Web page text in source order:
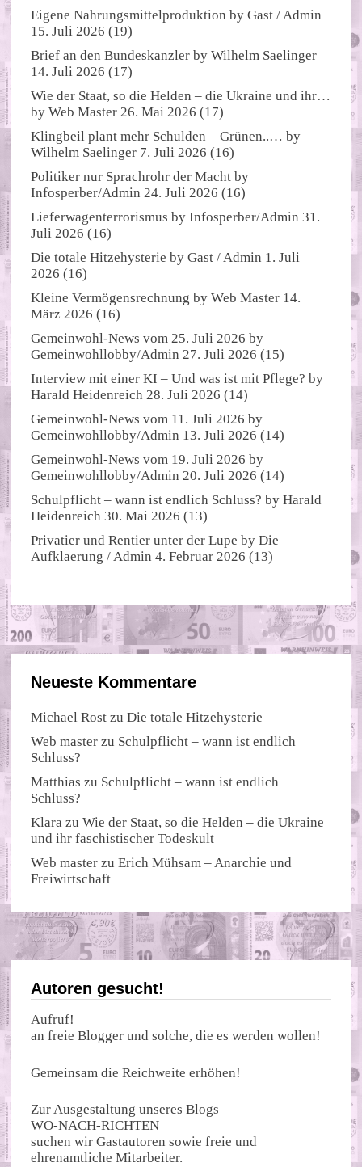
Eigene Nahrungsmittelproduktion byGast / Admin
15. Juli 2026 (19)
Brief an den Bundeskanzler byWilhelm Saelinger
14. Juli 2026 (17)
Wie der Staat, so die Helden – die Ukraine und ihr…
byWeb Master 26. Mai 2026 (17)
Klingbeil plant mehr Schulden – Grünen..… by
Wilhelm Saelinger 7. Juli 2026 (16)
Politiker nur Sprachrohr der Macht by
Infosperber/Admin 24. Juli 2026 (16)
Lieferwagenterrorismus byInfosperber/Admin 31.
Juli 2026 (16)
Die totale Hitzehysterie byGast / Admin 1. Juli
2026 (16)
Kleine Vermögensrechnung byWeb Master 14.
März 2026 (16)
Gemeinwohl-News vom 25. Juli 2026 by
Gemeinwohllobby/Admin 27. Juli 2026 (15)
Interview mit einer KI – Und was ist mit Pflege? by
Harald Heidenreich 28. Juli 2026 (14)
Gemeinwohl-News vom 11. Juli 2026 by
Gemeinwohllobby/Admin 13. Juli 2026 (14)
Gemeinwohl-News vom 19. Juli 2026 by
Gemeinwohllobby/Admin 20. Juli 2026 (14)
Schulpflicht – wann ist endlich Schluss? byHarald
Heidenreich 30. Mai 2026 (13)
Privatier und Rentier unter der Lupe byDie
Aufklaerung / Admin 4. Februar 2026 (13)
Neueste Kommentare
Michael Rost zuDie totale Hitzehysterie
Web master zu Schulpflicht – wann ist endlich
Schluss?
Matthias zu Schulpflicht – wann ist endlich
Schluss?
Klara zuWie der Staat, so die Helden – die Ukraine
und ihr faschistischer Todeskult
Web master zuErich Mühsam – Anarchie und
Freiwirtschaft
Autoren gesucht!
Aufruf!
an freie Blogger und solche, die es werden wollen!
Gemeinsam die Reichweite erhöhen!
Zur Ausgestaltung unseres Blogs
WO-NACH-RICHTEN
suchen wir Gastautoren sowie freie und
ehrenamtliche Mitarbeiter.